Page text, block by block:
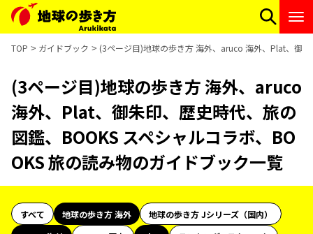
TOP ガイドブック (3ページ目)地球の歩き方 海外、aruco 海外、Plat、御
(3ページ目)地球の歩き方 海外、aruco
海外、Plat、御朱印、歴史時代、旅の
図鑑、BOOKS スペシャルコラボ、BO
OKS 旅の読み物のガイドブック一覧
すべて 地球の歩き方 海外
地球の歩き方 Jシリーズ（国内）